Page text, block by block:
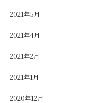
2021年5月
2021年4月
2021年2月
2021年1月
2020年12月